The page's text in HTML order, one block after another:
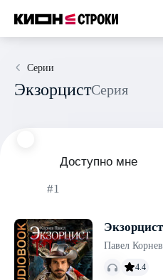
Серии
Экзорцист Серия
Доступно мне
#1
Экзорцист
Павел Корнев
4.4